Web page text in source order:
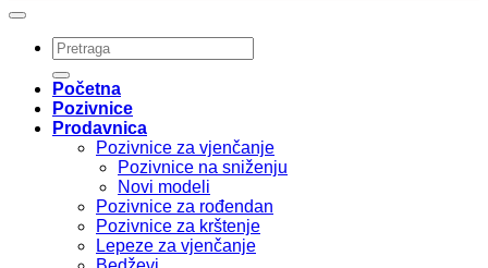
Pretraži:
Početna
Pozivnice
Prodavnica
Pozivnice za vjenčanje
Pozivnice na sniženju
Novi modeli
Pozivnice za rođendan
Pozivnice za krštenje
Lepeze za vjenčanje